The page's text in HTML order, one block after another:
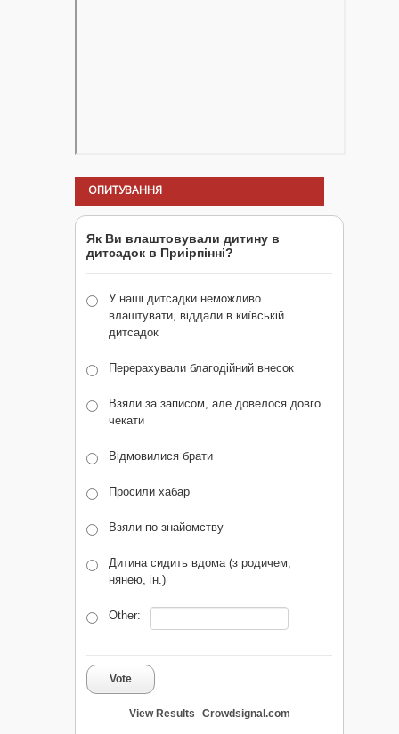
ОПИТУВАННЯ
Як Ви влаштовували дитину в
дитсадок в Приірпінні?
У наші дитсадки неможливо
влаштувати, віддали в київській
дитсадок
Перерахували благодійний внесок
Взяли за записом, але довелося довго
чекати
Відмовилися брати
Просили хабар
Взяли по знайомству
Дитина сидить вдома (з родичем,
нянею, ін.)
Other:
Vote
View Results Crowdsignal.com